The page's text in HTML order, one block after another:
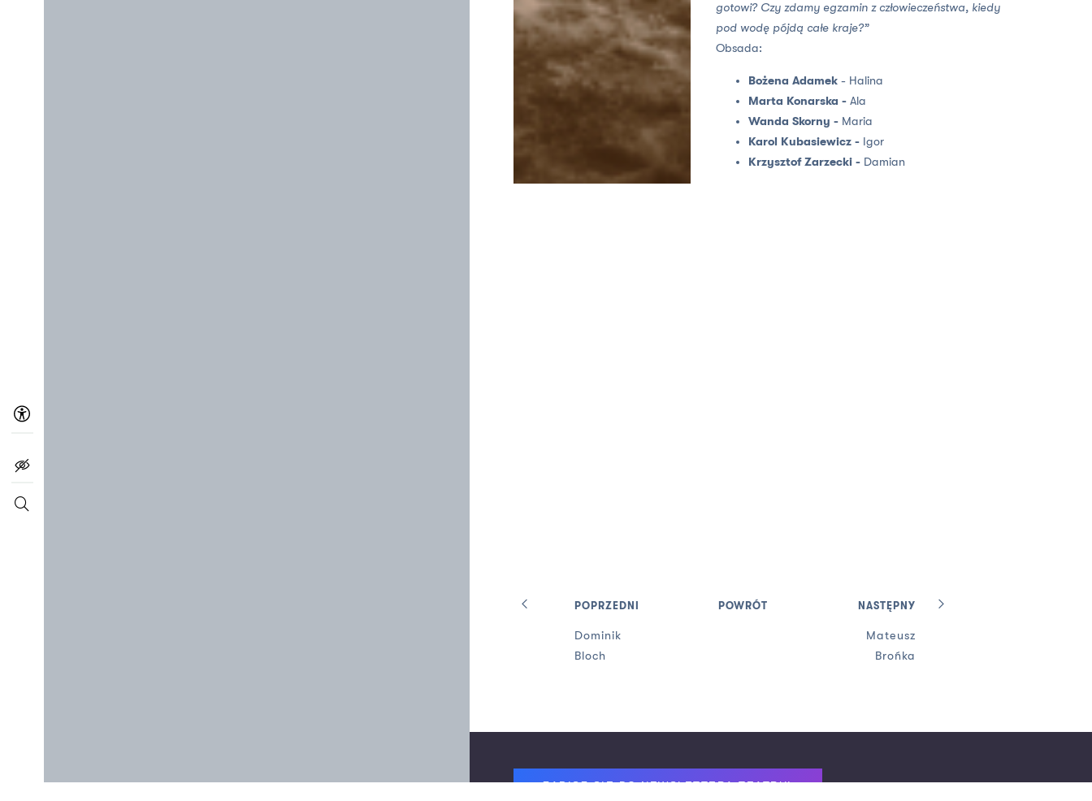
gotowi? Czy zdamy egzamin z człowieczeństwa, kiedy
pod wodę pójdą całe kraje?”
Obsada:
Bożena Adamek- Halina
Marta Konarska -Ala
Wanda Skorny - Maria
Karol Kubasiewicz - Igor
Krzysztof Zarzecki - Damian
POPRZEDNI
Dominik
Bloch
POWRÓT NASTĘPNY
Mateusz
Brońka
Footer
ZAPISZ SIĘ DO NEWSLETTERA TEATRU!